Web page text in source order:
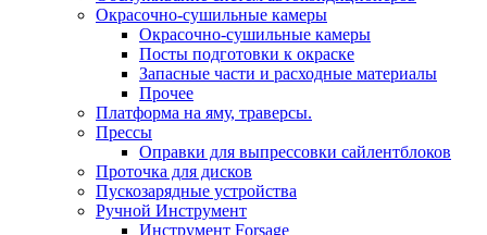
Окрасочно-сушильные камеры
Окрасочно-сушильные камеры
Посты подготовки к окраске
Запасные части и расходные материалы
Прочее
Платформа на яму, траверсы.
Прессы
Оправки для выпрессовки сайлентблоков
Проточка для дисков
Пускозарядные устройства
Ручной Инструмент
Инструмент Forsage